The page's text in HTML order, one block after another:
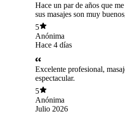
Hace un par de años que
sus masajes son muy
cuerpo, mente, emociones,
emociones. Me he realizado
descontracturantes qué han
memorias antiguas, Ayer probé por primera
un masaje de relajación que
mucha pena de un duelo
5
Anónima
Hace 4 días
Excelente profesional,
espectacular.
5
Anónima
Julio 2026